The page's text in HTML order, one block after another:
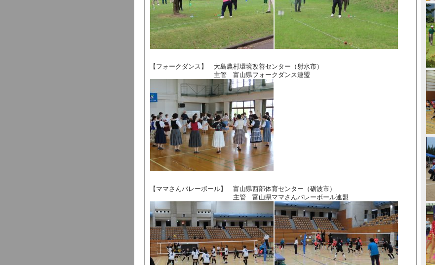
【フォークダンス】 大島農村環境改善センター（射水市）
主管 富山県フォークダンス連盟
【ママさんバレーボール】 富山県西部体育センター（砺波市）
主管 富山県ママさんバレーボール連盟